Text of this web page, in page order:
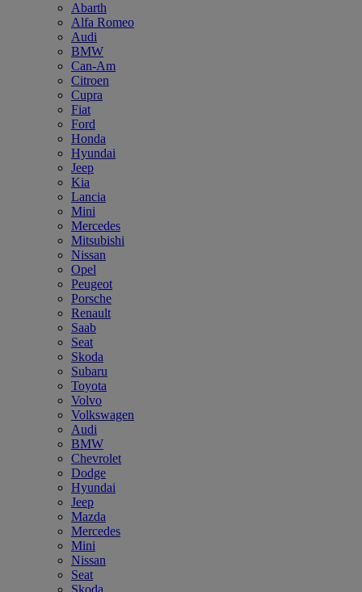
Abarth
Alfa Romeo
Audi
BMW
Can-Am
Citroen
Cupra
Fiat
Ford
Honda
Hyundai
Jeep
Kia
Lancia
Mini
Mercedes
Mitsubishi
Nissan
Opel
Peugeot
Porsche
Renault
Saab
Seat
Skoda
Subaru
Toyota
Volvo
Volkswagen
Audi
BMW
Chevrolet
Dodge
Hyundai
Jeep
Mazda
Mercedes
Mini
Nissan
Seat
Skoda